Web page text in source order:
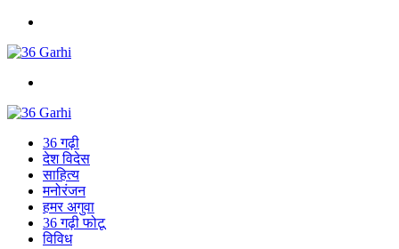
36 गढ़ी
देश विदेस
साहित्य
मनोरंजन
हमर अगुवा
36 गढ़ी फोटू
विविध